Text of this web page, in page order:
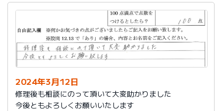
2024年3月12日
修理後も相談にのって頂いて大変助かりました
今後ともよろしくお願いいたします